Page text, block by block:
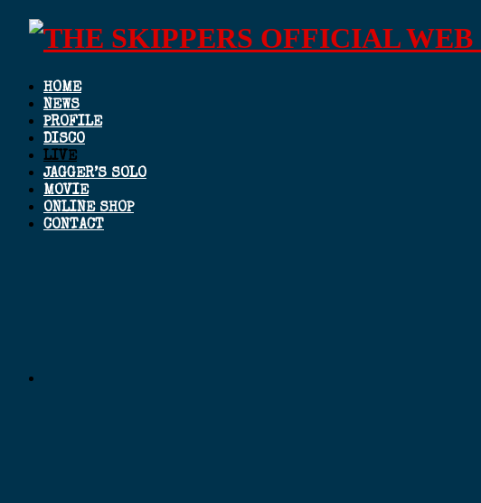
HOME
NEWS
PROFILE
DISCO
LIVE
JAGGER’S SOLO
MOVIE
ONLINE SHOP
CONTACT